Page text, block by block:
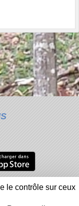
cookies
inapproprié
le contrôle sur ceux